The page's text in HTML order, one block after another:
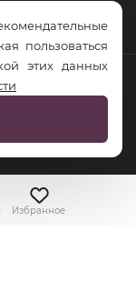
Избранное
пользоваться
этих данных